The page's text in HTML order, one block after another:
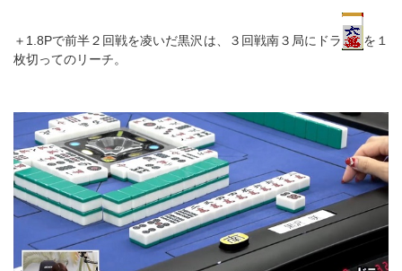
＋1.8Pで前半２回戦を凌いだ黒沢は、３回戦南３局にドラ
を１
枚切ってのリーチ。